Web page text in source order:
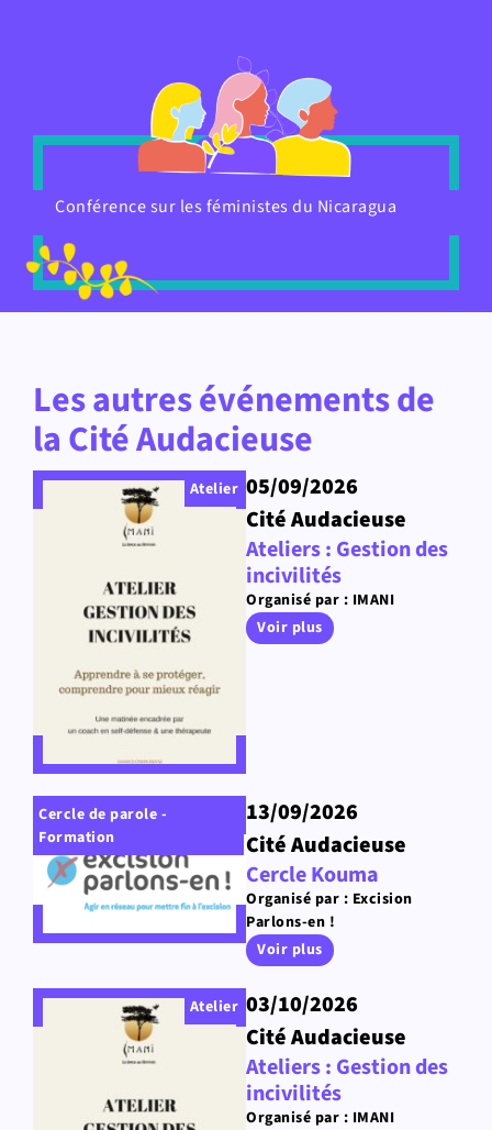
Conférence sur les féministes du Nicaragua
Les autres événements de
la Cité Audacieuse
Atelier 05/09/2026
Cité Audacieuse
Ateliers : Gestion des
incivilités
Organisé par : IMANI
Voir plus
Cercle de parole -
Formation
13/09/2026
Cité Audacieuse
Cercle Kouma
Organisé par : Excision
Parlons-en !
Voir plus
Atelier 03/10/2026
Cité Audacieuse
Ateliers : Gestion des
incivilités
Organisé par : IMANI